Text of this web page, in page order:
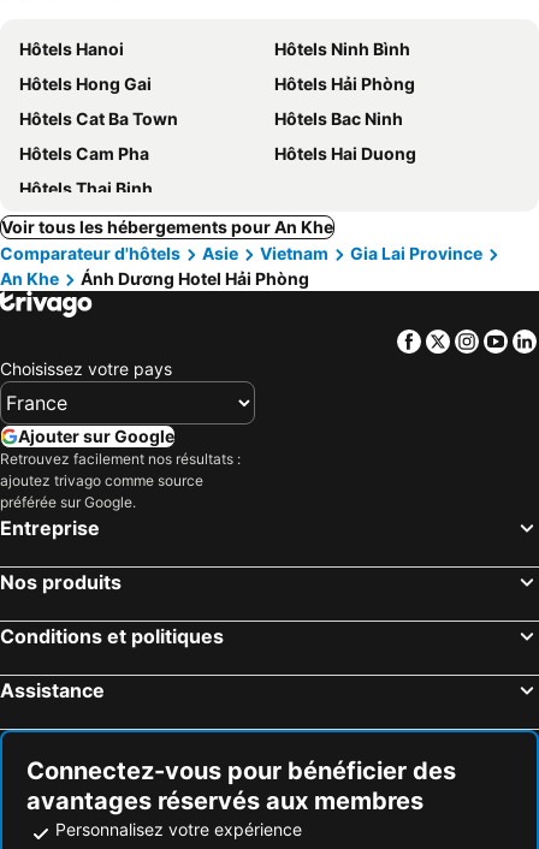
Hôtels Hanoi
Hôtels Ninh Bình
Hôtels Hong Gai
Hôtels Hải Phòng
Hôtels Cat Ba Town
Hôtels Bac Ninh
Hôtels Cam Pha
Hôtels Hai Duong
Hôtels Thai Binh
Voir tous les hébergements pour An Khe
Comparateur d'hôtels
Asie Vietnam
Gia Lai Province
An Khe
Ánh Dương Hotel Hải Phòng
Facebook
Twitter
Choisissez votre pays
Ajouter sur Google
Retrouvez facilement nos résultats :
ajoutez trivago comme source
préférée sur Google.
Entreprise
Nos produits
Conditions et politiques
Assistance
Connectez-vous pour bénéficier des
avantages réservés aux membres
Personnalisez votre expérience